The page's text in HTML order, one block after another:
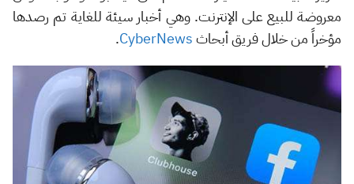
معروضة للبيع على الإنترنت. وهي أخبار سيئة للغاية تم رصدها
مؤخراً من خلال فريق أبحاثCyberNews
.